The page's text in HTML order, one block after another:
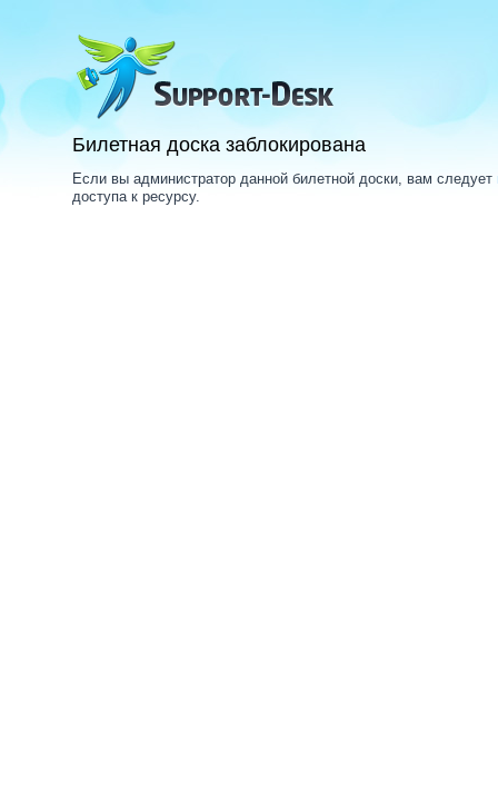
Билетная доска заблокирована
Если вы администратор данной билетной доски, вам следует
доступа к ресурсу.